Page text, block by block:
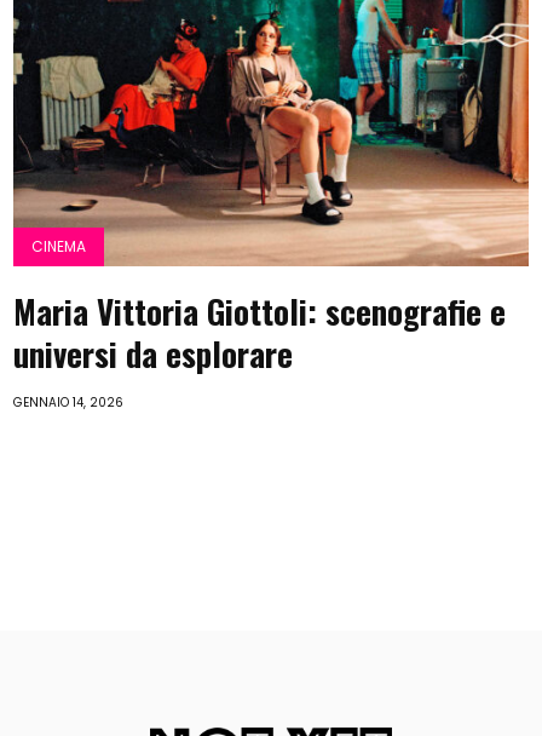
CINEMA
Maria Vittoria Giottoli: scenografie e
universi da esplorare
GENNAIO 14, 2026